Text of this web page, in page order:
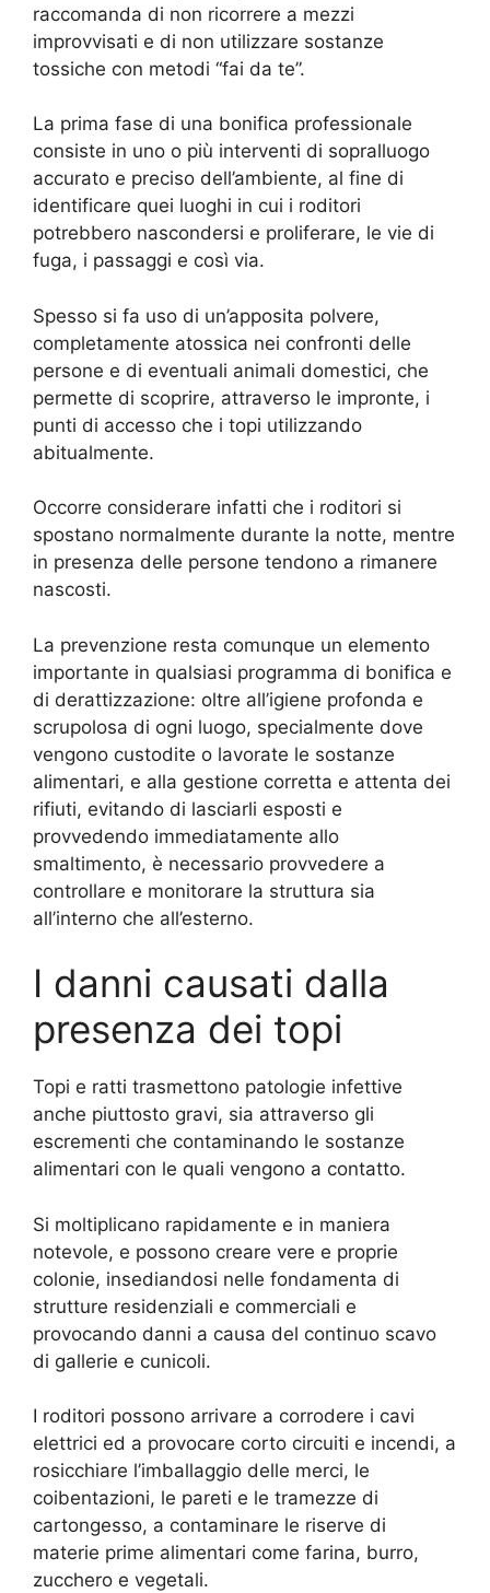
raccomanda di non ricorrere a mezzi
improvvisati e di non utilizzare sostanze
tossiche con metodi “fai da te”.
La prima fase di una bonifica professionale
consiste in uno o più interventi di sopralluogo
accurato e preciso dell’ambiente, al fine di
identificare quei luoghi in cui i roditori
potrebbero nascondersi e proliferare, le vie di
fuga, i passaggi e così via.
Spesso si fa uso di un’apposita polvere,
completamente atossica nei confronti delle
persone e di eventuali animali domestici, che
permette di scoprire, attraverso le impronte, i
punti di accesso che i topi utilizzando
abitualmente.
Occorre considerare infatti che i roditori si
spostano normalmente durante la notte, mentre
in presenza delle persone tendono a rimanere
nascosti.
La prevenzione resta comunque un elemento
importante in qualsiasi programma di bonifica e
di derattizzazione: oltre all’igiene profonda e
scrupolosa di ogni luogo, specialmente dove
vengono custodite o lavorate le sostanze
alimentari, e alla gestione corretta e attenta dei
rifiuti, evitando di lasciarli esposti e
provvedendo immediatamente allo
smaltimento, è necessario provvedere a
controllare e monitorare la struttura sia
all’interno che all’esterno.
I danni causati dalla
presenza dei topi
Topi e ratti trasmettono patologie infettive
anche piuttosto gravi, sia attraverso gli
escrementi che contaminando le sostanze
alimentari con le quali vengono a contatto.
Si moltiplicano rapidamente e in maniera
notevole, e possono creare vere e proprie
colonie, insediandosi nelle fondamenta di
strutture residenziali e commerciali e
provocando danni a causa del continuo scavo
di gallerie e cunicoli.
I roditori possono arrivare a corrodere i cavi
elettrici ed a provocare corto circuiti e incendi, a
rosicchiare l’imballaggio delle merci, le
coibentazioni, le pareti e le tramezze di
cartongesso, a contaminare le riserve di
materie prime alimentari come farina, burro,
zucchero e vegetali.